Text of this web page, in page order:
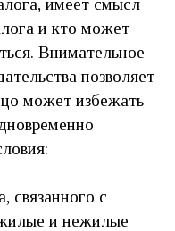
имеет смысл
и кто может
Внимательное
позволяет
может избежать
связанного с
и нежилые